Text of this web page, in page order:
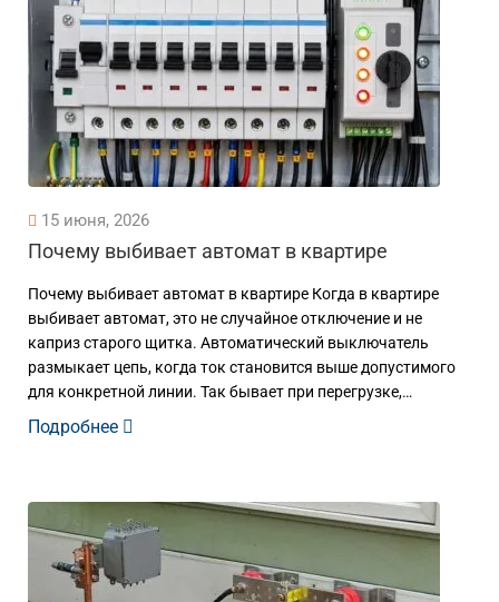
15 июня, 2026
Почему выбивает автомат в квартире
Почему выбивает автомат в квартире Когда в квартире
выбивает автомат, это не случайное отключение и не
каприз старого щитка. Автоматический выключатель
размыкает цепь, когда ток становится выше допустимого
для конкретной линии. Так бывает при перегрузке,…
Подробнее